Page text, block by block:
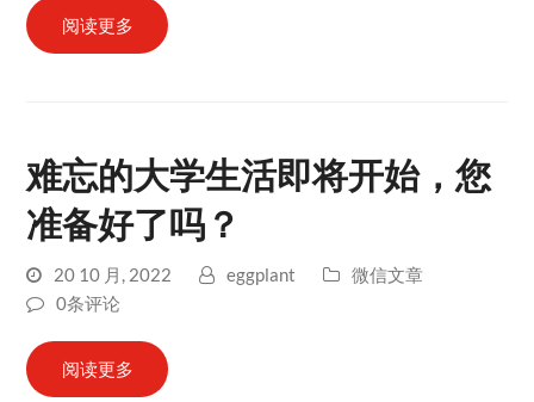
阅读更多
难忘的大学生活即将开始，您
准备好了吗？
20 10 月, 2022 eggplant
微信文章
0条评论
阅读更多